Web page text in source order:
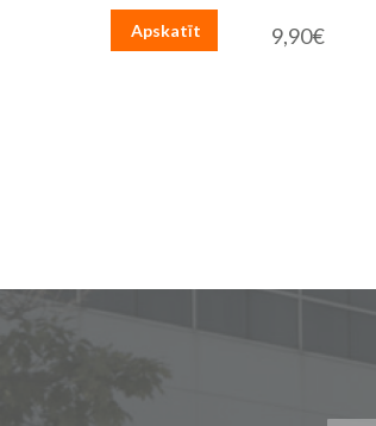
9,90€
Apskatīt